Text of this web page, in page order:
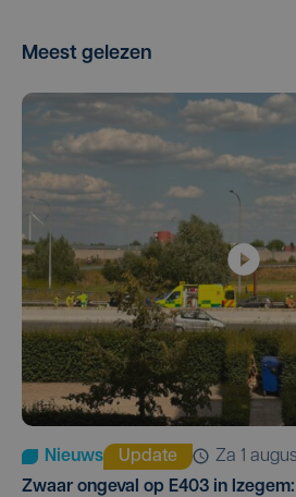
Meest gelezen
Nieuws Update
za 1
Zwaar ongeval op E403 in